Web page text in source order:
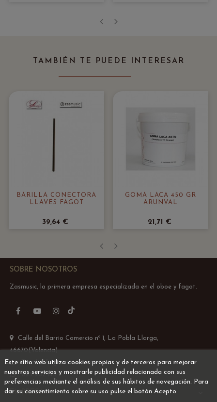
TAMBIÉN TE PUEDE INTERESAR
BARILLA CONECTORA
LLAVES FAGOT
39,64 €
GOMA LACA 450 GR
ARUNVAL
21,71 €
SOBRE NOSOTROS
Zasmusic, la primera empresa especializada en el oboe y fagot.
FacebookYouTubeInstagram
Calle del Barrio Comercio nº 1, La Pobla Llarga,
46670(Valencia)
Email: info@zasmusic.com
695 962 145
EMPRESA
Este sitio web utiliza cookies propias y de terceros para mejorar
nuestros servicios y mostrarle publicidad relacionada con sus
preferencias mediante el análisis de sus hábitos de navegación. Para
dar su consentimiento sobre su uso pulse el botón Acepto.